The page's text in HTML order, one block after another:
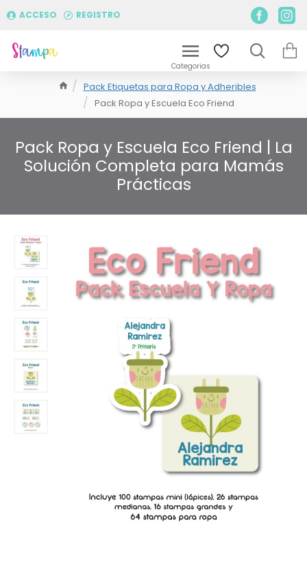
ACCESO REGISTRO
Pack Etiquetas para Ropa y Adheribles
Pack Ropa y Escuela Eco Friend
Pack Ropa y Escuela Eco Friend | La
Solución Completa para Mamás
Prácticas